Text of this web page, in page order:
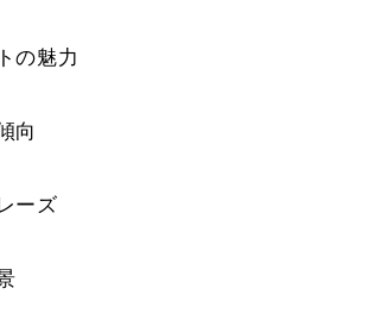
の魅力
向
ーズ